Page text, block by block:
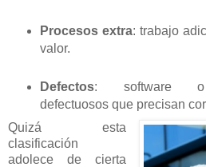
Procesos extra: trabajo
valor.
Defectos: software o
defectuosos que precisan
Quizá esta
clasificación
adolece de cierta